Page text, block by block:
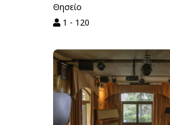
Θησείο
1 - 120